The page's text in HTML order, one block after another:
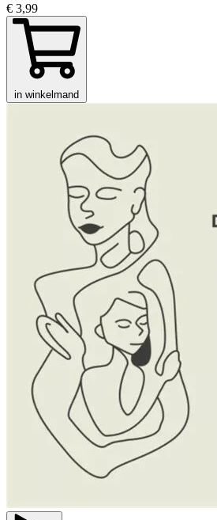
€ 3,99
in winkelmand